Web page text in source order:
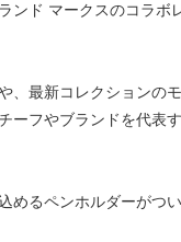
ド マークスのコラボ
最新コレクションの
フやブランドを代表
るペンホルダーがつい